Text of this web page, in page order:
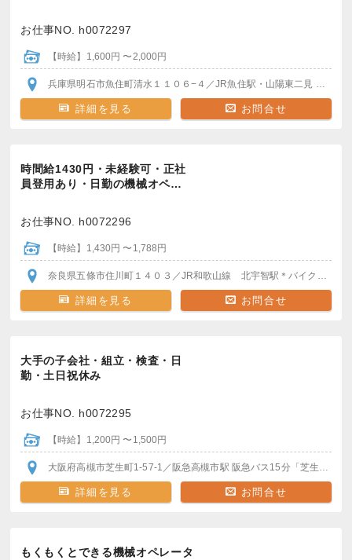
お仕事NO. h0072297
【時給】1,600円 〜2,000円
兵庫県明石市魚住町清水１１０６−４ ／JR魚住駅・山陽東二見 各駅か
詳細を見る お問合せ
時間給1430円・未経験可・正社
員登用あり・日勤の機械オペ…
お仕事NO. h0072296
【時給】1,430円 〜1,788円
奈良県五條市住川町１４０３ ／JR和歌山線 北宇智駅 ＊バイク・車通勤がおすすめ
詳細を見る お問合せ
大手の子会社・組立・検査・日
勤・土日祝休み
お仕事NO. h0072295
【時給】1,200円 〜1,500円
大阪府高槻市芝生町1-57-1 ／阪急高槻市駅 阪急バス15分「芝生西口」バス停
詳細を見る お問合せ
もくもくとできる機械オペレータ